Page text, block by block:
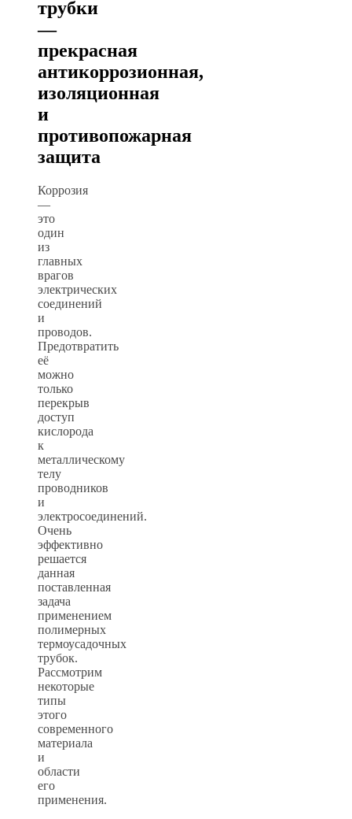
трубки
—
прекрасная
антикоррозионная,
изоляционная
и
противопожарная
защита
Коррозия
—
это
один
из
главных
врагов
электрических
соединений
и
проводов.
Предотвратить
её
можно
только
перекрыв
доступ
кислорода
к
металлическому
телу
проводников
и
электросоединений.
Очень
эффективно
решается
данная
поставленная
задача
применением
полимерных
термоусадочных
трубок.
Рассмотрим
некоторые
типы
этого
современного
материала
и
области
его
применения.